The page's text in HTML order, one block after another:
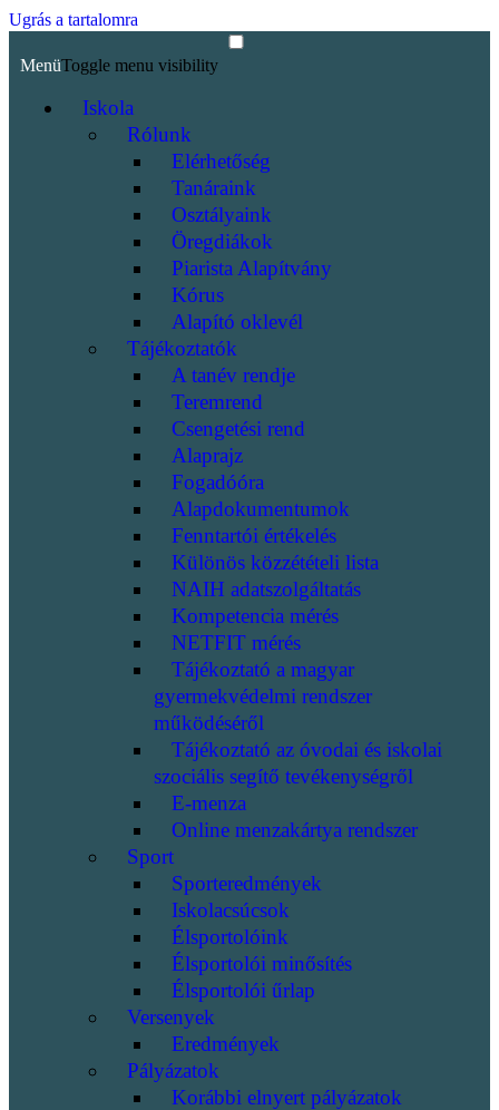
Ugrás a tartalomra
MenüToggle menu visibility
Iskola
Rólunk
Elérhetőség
Tanáraink
Osztályaink
Öregdiákok
Piarista Alapítvány
Kórus
Alapító oklevél
Tájékoztatók
A tanév rendje
Teremrend
Csengetési rend
Alaprajz
Fogadóóra
Alapdokumentumok
Fenntartói értékelés
Különös közzétételi lista
NAIH adatszolgáltatás
Kompetencia mérés
NETFIT mérés
Tájékoztató a magyar
gyermekvédelmi rendszer
működéséről
Tájékoztató az óvodai és iskolai
szociális segítő tevékenységről
E-menza
Online menzakártya rendszer
Sport
Sporteredmények
Iskolacsúcsok
Élsportolóink
Élsportolói minősítés
Élsportolói űrlap
Versenyek
Eredmények
Pályázatok
Korábbi elnyert pályázatok